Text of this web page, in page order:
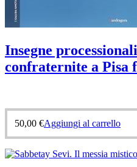
Insegne
confraternite a Pisa
50,00 €Aggiungi al carrello